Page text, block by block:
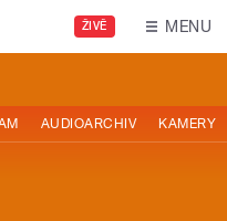
ŽIVĚ MENU
AUDIOARCHIV KAMERY